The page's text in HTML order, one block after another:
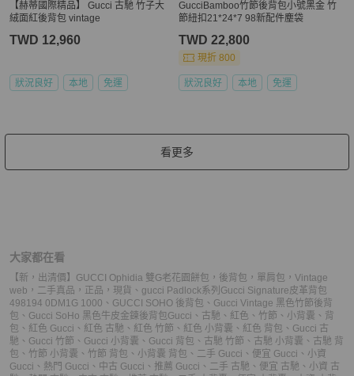
【赫蒂國際精品】 Gucci 古馳 竹子大
絨面紅後背包 vintage
TWD 12,960
狀況良好 本地 免運
GucciBamboo竹節後背包小號黑金 竹
節紐扣21*24*7 98新配件塵袋
TWD 22,800
現折 800
狀況良好 本地 免運
看更多
大家都在看
【新，出清價】GUCCI Ophidia 雙G老花園餅包，後背包，單肩包，Vintage
web，二手真品，正品，現貨 、 gucci Padlock系列Gucci Signature皮革背包
498194 0DM1G 1000 、 GUCCI SOHO 後背包 、 Gucci Vintage 黑色竹節後背
包 、 Gucci SoHo 黑色牛皮金鍊後背包 Gucci 、 古馳 、 紅色 、 竹節 、 小背囊 、 背
包 、 紅色 Gucci 、 紅色 古馳 、 紅色 竹節 、 紅色 小背囊 、 紅色 背包 、 Gucci 古
馳 、 Gucci 竹節 、 Gucci 小背囊 、 Gucci 背包 、 古馳 竹節 、 古馳 小背囊 、 古馳 背
包 、 竹節 小背囊 、 竹節 背包 、 小背囊 背包 、 二手 Gucci 、 便宜 Gucci 、 小資
Gucci 、 熱門 Gucci 、 中古 Gucci 、 推薦 Gucci 、 二手 古馳 、 便宜 古馳 、 小資 古